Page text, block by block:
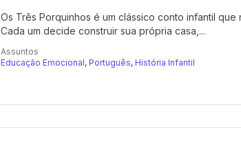
Os Três Porquinhos é um clássico conto infantil
Cada um decide construir sua própria casa,...
Assuntos
Educação Emocional, Português, História Infantil